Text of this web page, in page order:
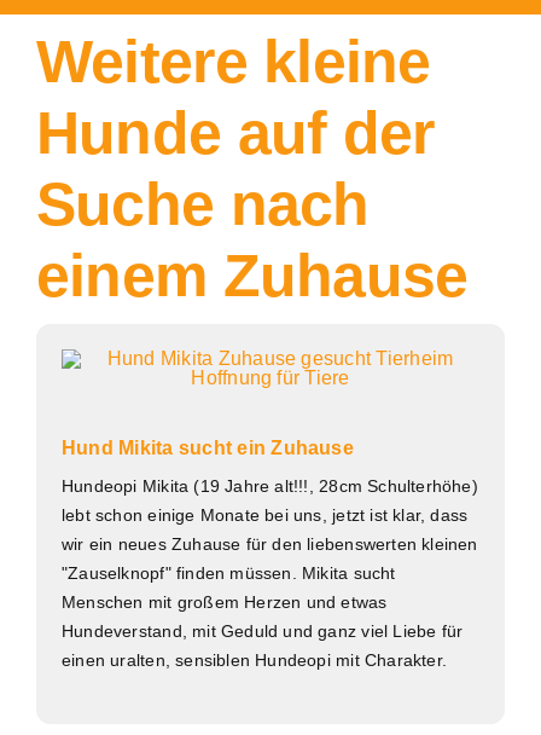
Weitere kleine
Hunde auf der
Suche nach
einem Zuhause
Hund Mikita sucht ein Zuhause
Hundeopi Mikita (19 Jahre alt!!!, 28cm Schulterhöhe)
lebt schon einige Monate bei uns, jetzt ist klar, dass
wir ein neues Zuhause für den liebenswerten kleinen
"Zauselknopf" finden müssen. Mikita sucht
Menschen mit großem Herzen und etwas
Hundeverstand, mit Geduld und ganz viel Liebe für
einen uralten, sensiblen Hundeopi mit Charakter.